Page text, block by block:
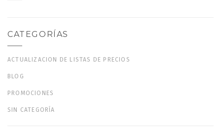
CATEGORÍAS
ACTUALIZACION DE LISTAS DE PRECIOS
BLOG
PROMOCIONES
SIN CATEGORÍA